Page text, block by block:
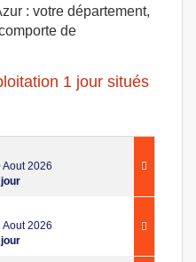
: votre département,
de
1 jour situés
Aout 2026
Aout 2026